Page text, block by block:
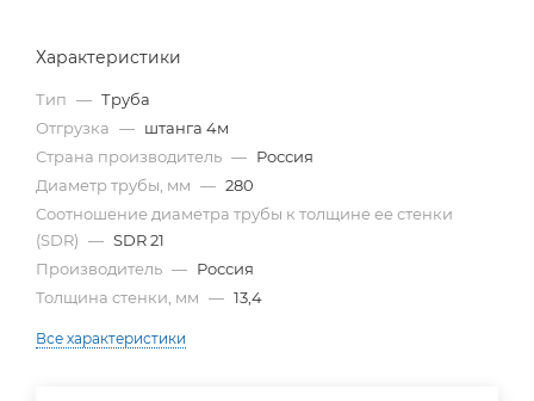
Характеристики
Тип — Труба
Отгрузка — штанга 4м
Страна производитель — Россия
Диаметр трубы, мм — 280
Cоотношение диаметра трубы к толщине ее стенки
(SDR) — SDR 21
Производитель — Россия
Толщина стенки, мм — 13,4
Все характеристики